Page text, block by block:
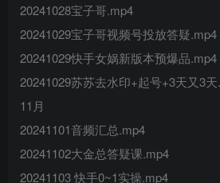
20241028宝子哥.mp4
20241029宝子哥视频号投放答疑.mp4
20241029快手女娲新版本预爆品.mp4
20241029苏苏去水印+起号+3天又3
11月
20241101音频汇总.mp4
20241102大金总答疑课.mp4
20241103 快手0~1实操.mp4